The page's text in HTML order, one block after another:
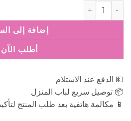
كمية عطر دنهل لندن Dunhill London
إضافة إلى
أطلب الآن
💵 الدفع عند الاستلام
📦 توصيل سريع لباب المنزل
📱 مكالمة هاتفية بعد طلب المنتج